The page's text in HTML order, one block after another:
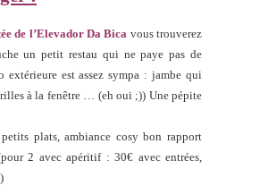
de l’Elevador Da Bica vous trouverez
un petit restau qui ne paye pas de
extérieure est assez sympa : jambe qui
à la fenêtre … (eh oui ;)) Une pépite
petits plats, ambiance cosy bon rapport
2 avec apéritif : 30€ avec entrées,